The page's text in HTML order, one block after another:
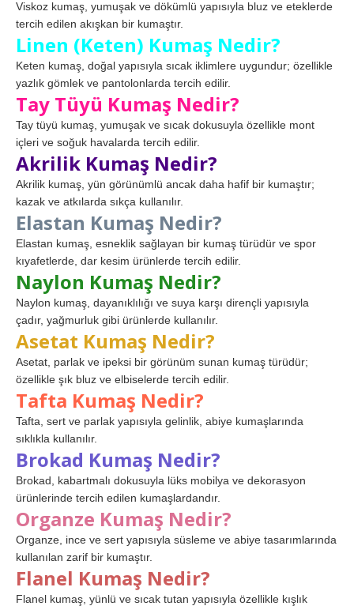
Viskoz kumaş, yumuşak ve dökümlü yapısıyla bluz ve eteklerde
tercih edilen akışkan bir kumaştır.
Linen (Keten) Kumaş Nedir?
Keten kumaş, doğal yapısıyla sıcak iklimlere uygundur; özellikle
yazlık gömlek ve pantolonlarda tercih edilir.
Tay Tüyü Kumaş Nedir?
Tay tüyü kumaş, yumuşak ve sıcak dokusuyla özellikle mont
içleri ve soğuk havalarda tercih edilir.
Akrilik Kumaş Nedir?
Akrilik kumaş, yün görünümlü ancak daha hafif bir kumaştır;
kazak ve atkılarda sıkça kullanılır.
Elastan Kumaş Nedir?
Elastan kumaş, esneklik sağlayan bir kumaş türüdür ve spor
kıyafetlerde, dar kesim ürünlerde tercih edilir.
Naylon Kumaş Nedir?
Naylon kumaş, dayanıklılığı ve suya karşı dirençli yapısıyla
çadır, yağmurluk gibi ürünlerde kullanılır.
Asetat Kumaş Nedir?
Asetat, parlak ve ipeksi bir görünüm sunan kumaş türüdür;
özellikle şık bluz ve elbiselerde tercih edilir.
Tafta Kumaş Nedir?
Tafta, sert ve parlak yapısıyla gelinlik, abiye kumaşlarında
sıklıkla kullanılır.
Brokad Kumaş Nedir?
Brokad, kabartmalı dokusuyla lüks mobilya ve dekorasyon
ürünlerinde tercih edilen kumaşlardandır.
Organze Kumaş Nedir?
Organze, ince ve sert yapısıyla süsleme ve abiye tasarımlarında
kullanılan zarif bir kumaştır.
Flanel Kumaş Nedir?
Flanel kumaş, yünlü ve sıcak tutan yapısıyla özellikle kışlık